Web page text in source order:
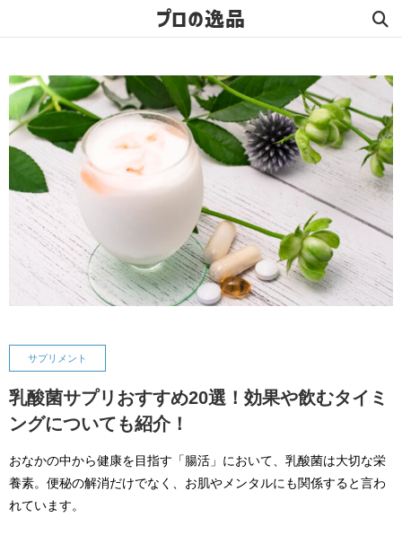
プロの逸品
サプリメント
乳酸菌サプリおすすめ20選！効果や飲むタイミ
ングについても紹介！
おなかの中から健康を目指す「腸活」において、乳酸菌は大切な栄
養素。便秘の解消だけでなく、お肌やメンタルにも関係すると言わ
れています。